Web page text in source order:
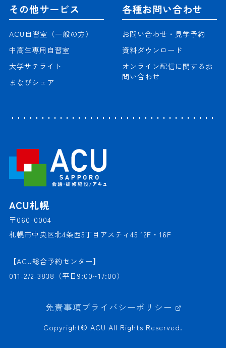
その他サービス
ACU自習室（一般の方）
中高生専用自習室
大学サテライト
まなびシェア
各種お問い合わせ
お問い合わせ・見学予約
資料ダウンロード
オンライン配信に関するお
問い合わせ
ACU札幌
〒060-0004
札幌市中央区北4条西5丁目アスティ45 12F・16F
【ACU総合予約センター】
011-272-3838 （平日9:00~17:00）
免責事項プライバシーポリシー
Copyright© ACU All Rights Reserved.